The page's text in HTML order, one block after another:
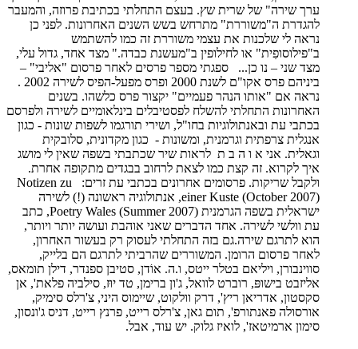
ערך שירה" של שרית שץ. בעצם התחלתי בכתיבת פרוזה, והמעבר
להגדרת ה"משוררת" מתרחש בשש השנים האחרונות. לפני כן
נראה לי שלכנות את עצמי משוררת זה כמו להשתמש
ב"פילוסופִית" או לחילופין ב"מעשנת כבדה." מצד אחד, גדול עלי,
מצד שני – נו כן... ספגתי מספר פרסים לאחר פרסום "אליבי" –
ביניהם פרס אקו"ם לשנת 2000 ופרס מפעל-הפיס לשירה 2002 .
נראה אם "אותו הנהר פעמיים" יקצור פרס כלשהו. בשנים
האחרונות התחלתי להשלח לפסטיבלים בינלאומיים לשירה ולפרסם
בכתבי עת ובאנתולוגיות בחו"ל, ושירי תורגמו לשפות שונות - כגון
אנגלית צרפתית וגרמנית, ומשונות - כגון מקדונית, סלובקית
וגאלית. אני א ו ה ב ת לראות שיר שכתבתי בשפה שאין לי מושג
איך לקרוא. זה קצת כמו לצאת לרחוב בבגדים מתקופה אחרת.
ולקבל שריקות. פרסומים אחרונים בכתבי עת זרים: Notizen zu
einer Kuste (October 2007), אנתולוגיה ראשונה (!) לשירה
ישראלית בשפה הגרמנית Poetry Wales (Summer 2007), כתב
עת וולשי לשירה. אחד הדברים שאני אוהבת ועושה יותר ויותר,
הוא לתרגם שירה.גם בזה התחלתי לעסוק רק בעשור האחרון,
לאחר פרסום הרומן. המשוררים שהרביתי לתרגם הם בלייק,
סווינבורן, ויליאם בטלר ייטס, ו.ה. אוֹדן, סטיבן ספנדר, דילן תומאס,
אליזבט בישופּ, רוברט לוואל, ג'ון ברימן, טד יוּז, סילביה פלאת', אן
סקסטון, אדריאן ריץ', דרק וולקוט, שיימוס היני, צ'רלס סימיק,
אורסולה פאנתורפ', תום גאן, צ'רלס רייט, פרנץ רייט, דניס ג'ונסון,
סימון ארמיטאז', לואיז גלוק. יש עוד, אבל.